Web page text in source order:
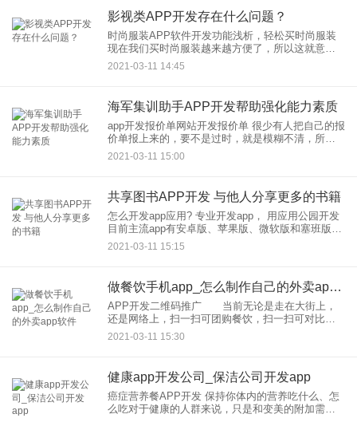
影视类APP开发存在什么问题？
时尚服装APP软件开发功能浅析，轻松买时尚服装
现在我们买时尚服装越来越方便了，所以这就意味
着我们会有许多的问题，就是花了大价钱买到了自
己不想要的假货，怎么样才可以让自己的钱能花到
2021-03-11 14:45
海军集训助手APP开发帮助强化能力素质
app开发报价单网站开发报价单 很少有人把自己的报
价单报上来的，要不是过时，就是模糊不清，所以
没有什么意义。如果你想了解APP开发的大概价值
的话，可以从下面几个方
2021-03-11 15:00
共享图书APP开发 与他人分享更多的书籍
怎么开发app应用? 专业开发app， 用应用公园开发
目前主流app有安卓版、苹果版、微软版和塞班版，
不过现在塞班版停止开发了。做app应用，做
2021-03-11 15:15
做餐饮手机app_怎么制作自己的外卖app软件
APP开发二维码推广 当前无论是走在大街上，
还是网络上，扫一扫可团购餐饮，扫一扫可对比商
品价格，扫一扫可下载手机APP开发，也带来了严
重的安全隐患，恶意扣费、钓鱼网站的案例也越来
2021-03-11 15:30
健康app开发公司_保洁公司开发app
癌症营养餐APP开发 保持你体内的营养吃什么、怎
么吃对于健康的人群来说，只是和变美的附加需